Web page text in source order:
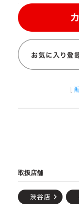
[
取扱店舗